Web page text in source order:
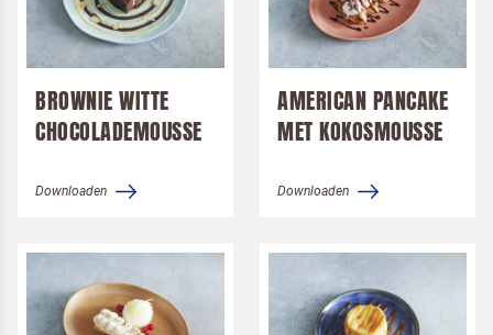
BROWNIE WITTE
CHOCOLADEMOUSSE
Downloaden
AMERICAN PANCAKE
MET KOKOSMOUSSE
Downloaden